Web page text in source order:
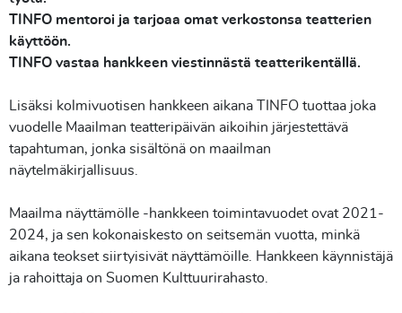
TINFO mentoroi ja tarjoaa omat verkostonsa teatterien
käyttöön.
TINFO vastaa hankkeen viestinnästä teatterikentällä.
Lisäksi kolmivuotisen hankkeen aikana TINFO tuottaa joka
vuodelle Maailman teatteripäivän aikoihin järjestettävä
tapahtuman, jonka sisältönä on maailman
näytelmäkirjallisuus.
Maailma näyttämölle -hankkeen toimintavuodet ovat 2021-
2024, ja sen kokonaiskesto on seitsemän vuotta, minkä
aikana teokset siirtyisivät näyttämöille. Hankkeen käynnistäjä
ja rahoittaja on Suomen Kulttuurirahasto.